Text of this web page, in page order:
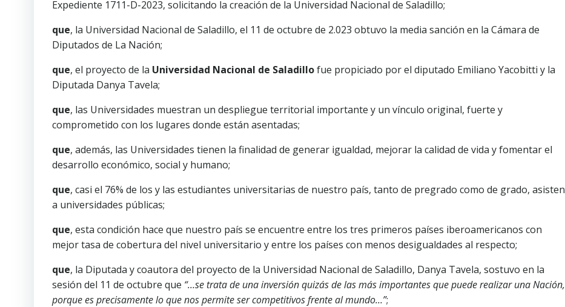
Expediente 1711-D-2023, solicitando la creación de la Universidad Nacional de Saladillo;
que, la Universidad Nacional de Saladillo, el 11 de octubre de 2.023 obtuvo la media sanción en la Cámara de
Diputados de La Nación;
que, el proyecto de la Universidad Nacional de Saladillofue propiciado por el diputado Emiliano Yacobitti y la
Diputada Danya Tavela;
que, las Universidades muestran un despliegue territorial importante y un vínculo original, fuerte y
comprometido con los lugares donde están asentadas;
que, además, las Universidades tienen la finalidad de generar igualdad, mejorar la calidad de vida y fomentar el
desarrollo económico, social y humano;
que, casi el 76% de los y las estudiantes universitarias de nuestro país, tanto de pregrado como de grado, asisten
a universidades públicas;
que, esta condición hace que nuestro país se encuentre entre los tres primeros países iberoamericanos con
mejor tasa de cobertura del nivel universitario y entre los países con menos desigualdades al respecto;
que, la Diputada y coautora del proyecto de la Universidad Nacional de Saladillo, Danya Tavela, sostuvo en la
sesión del 11 de octubre que “…se trata de una inversión quizás de las más importantes que puede realizar una Nación,
porque es precisamente lo que nos permite ser competitivos frente al mundo…”;